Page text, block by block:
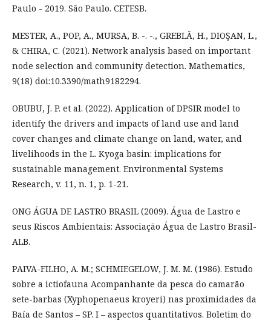
Paulo - 2019. São Paulo. CETESB.
MESTER, A., POP, A., MURSA, B. -. -., GREBLĂ, H., DIOŞAN, L.,
& CHIRA, C. (2021). Network analysis based on important
node selection and community detection. Mathematics,
9(18) doi:10.3390/math9182294.
OBUBU, J. P. et al. (2022). Application of DPSIR model to
identify the drivers and impacts of land use and land
cover changes and climate change on land, water, and
livelihoods in the L. Kyoga basin: implications for
sustainable management. Environmental Systems
Research, v. 11, n. 1, p. 1-21.
ONG ÁGUA DE LASTRO BRASIL (2009). Água de Lastro e
seus Riscos Ambientais: Associação Água de Lastro Brasil-
ALB.
PAIVA-FILHO, A. M.; SCHMIEGELOW, J. M. M. (1986). Estudo
sobre a ictiofauna Acompanhante da pesca do camarão
sete-barbas (Xyphopenaeus kroyeri) nas proximidades da
Baía de Santos – SP. I – aspectos quantitativos. Boletim do